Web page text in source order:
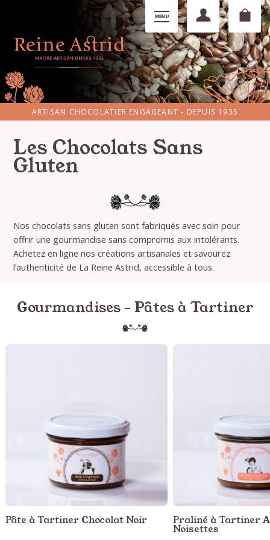
ARTISAN CHOCOLATIER ENGAGEANT - DEPUIS 1935
Les Chocolats Sans
Gluten
Nos chocolats sans gluten sont fabriqués avec soin pour
offrir une gourmandise sans compromis aux intolérants.
Achetez en ligne nos créations artisanales et savourez
l’authenticité de La Reine Astrid, accessible à tous.
Gourmandises - Pâtes à Tartiner
Pâte à Tartiner Chocolat Noir Praliné à Tartiner
Noisettes